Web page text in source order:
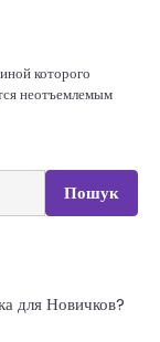
которого
неотъемлемым
Пошук
для Новичков?